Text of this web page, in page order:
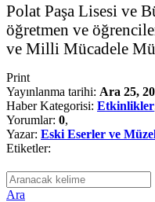
Polat Paşa Lisesi ve
öğretmen ve
ve Milli Mücadele
Print
Yayınlanma tarihi: Ara 25,
Haber Kategorisi: Etkinlikler
Yorumlar: 0,
Yazar: Eski Eserler ve
Etiketler:
Ara